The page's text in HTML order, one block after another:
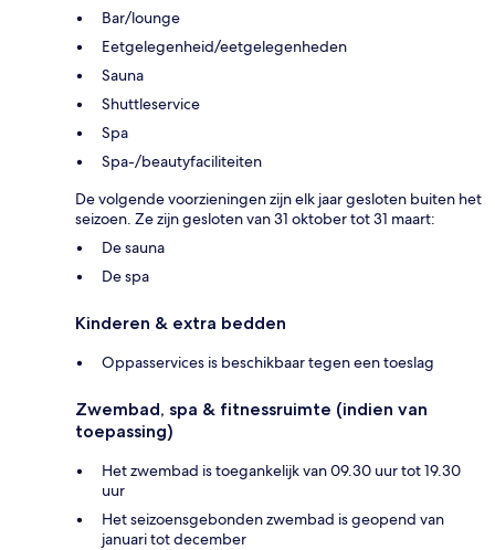
Bar/lounge
Eetgelegenheid/eetgelegenheden
Sauna
Shuttleservice
Spa
Spa-/beautyfaciliteiten
De volgende voorzieningen zijn elk jaar gesloten buiten het
seizoen. Ze zijn gesloten van 31 oktober tot 31 maart:
De sauna
De spa
Kinderen & extra bedden
Oppasservices is beschikbaar tegen een toeslag
Zwembad, spa & fitnessruimte (indien van
toepassing)
Het zwembad is toegankelijk van 09.30 uur tot 19.30
uur
Het seizoensgebonden zwembad is geopend van
januari tot december